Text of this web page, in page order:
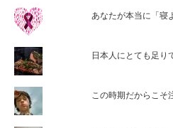
あなたが本当に「寝
日本人にとても足り
この時期だからこそ